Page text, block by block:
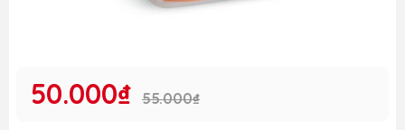
50.000₫ 55.000₫